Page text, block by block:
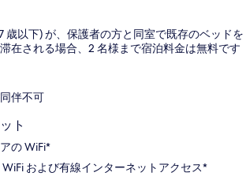
歳以下) が、保護者の方と同室で既存のベッドを
在される場合、2 名様まで宿泊料金は無料です
伴不可
ト
の WiFi*
および有線インターネットアクセス*